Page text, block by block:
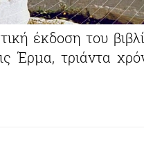
έκδοση του
Έρμα, τριάντα